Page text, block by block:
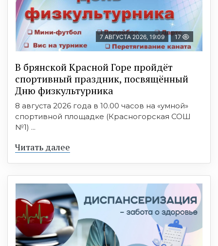
7 АВГУСТА 2026, 19:09 17
В брянской Красной Горе пройдёт
спортивный праздник, посвящённый
Дню физкультурника
8 августа 2026 года в 10.00 часов на «умной»
спортивной площадке (Красногорская СОШ
№1) ...
Читать далее